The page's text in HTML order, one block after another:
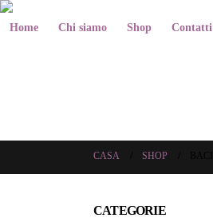
Home Chi siamo Shop Contatti
CASA SHOP
CATEGORIE